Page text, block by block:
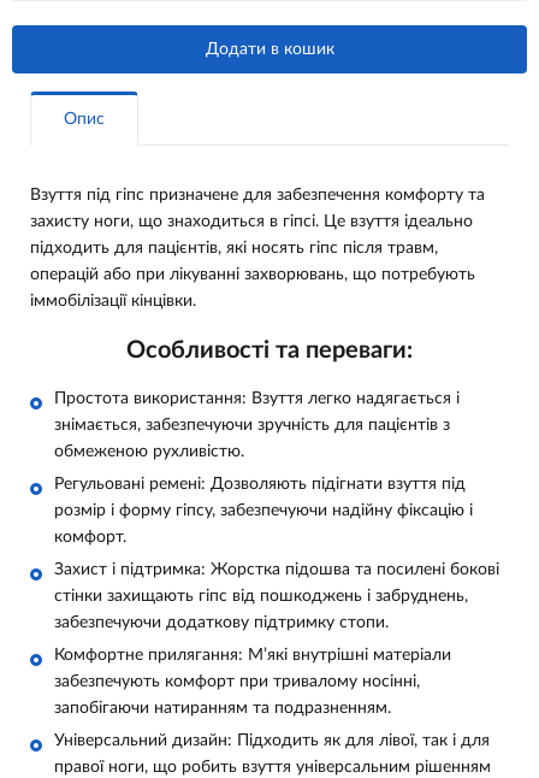
Додати в кошик
Опис
Взуття під гіпс призначене для забезпечення комфорту та
захисту ноги, що знаходиться в гіпсі. Це взуття ідеально
підходить для пацієнтів, які носять гіпс після травм,
операцій або при лікуванні захворювань, що потребують
іммобілізації кінцівки.
Особливості та переваги:
Простота використання: Взуття легко надягається і
знімається, забезпечуючи зручність для пацієнтів з
обмеженою рухливістю.
Регульовані ремені: Дозволяють підігнати взуття під
розмір і форму гіпсу, забезпечуючи надійну фіксацію і
комфорт.
Захист і підтримка: Жорстка підошва та посилені бокові
стінки захищають гіпс від пошкоджень і забруднень,
забезпечуючи додаткову підтримку стопи.
Комфортне прилягання: М’які внутрішні матеріали
забезпечують комфорт при тривалому носінні,
запобігаючи натиранням та подразненням.
Універсальний дизайн: Підходить як для лівої, так і для
правої ноги, що робить взуття універсальним рішенням